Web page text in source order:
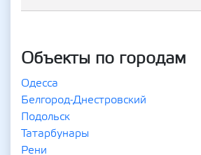
Объекты по городам
Одесса
Белгород-Днестровский
Подольск
Татарбунары
Рени